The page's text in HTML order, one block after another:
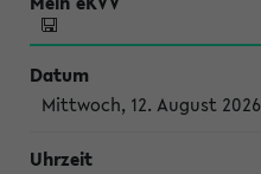
Mittwoch, 12. August 2026